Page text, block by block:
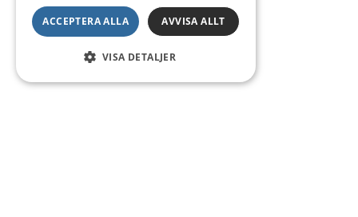
ACCEPTERA ALLA AVVISA ALLT
VISA DETALJER